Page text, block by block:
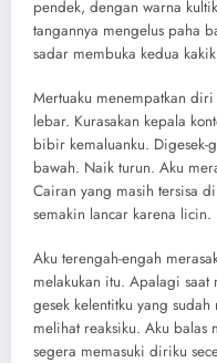
pendek, dengan warna
tangannya mengelus paha
sadar membuka kedua
Mertuaku menempatkan
lebar. Kurasakan kepala
bibir kemaluanku. Digesek-
bawah. Naik turun. Aku
Cairan yang masih tersisa
semakin lancar karena licin.
Aku terengah-engah
melakukan itu. Apalagi saat
gesek kelentitku yang
melihat reaksiku. Aku balas
segera memasuki diriku